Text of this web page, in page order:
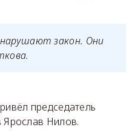
закон. Они
председатель
Ярослав Нилов.